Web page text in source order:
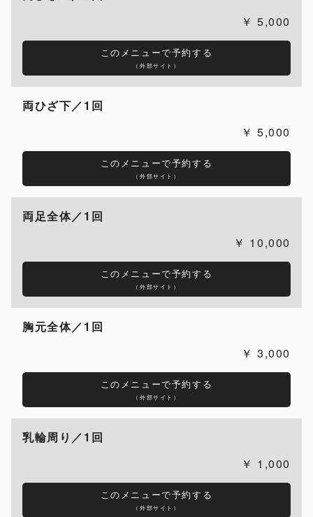
5,000
このメニューで予約する
（外部サイト）
両ひざ下／1回
5,000
このメニューで予約する
（外部サイト）
両足全体／1回
10,000
このメニューで予約する
（外部サイト）
胸元全体／1回
3,000
このメニューで予約する
（外部サイト）
乳輪周り／1回
1,000
このメニューで予約する
（外部サイト）